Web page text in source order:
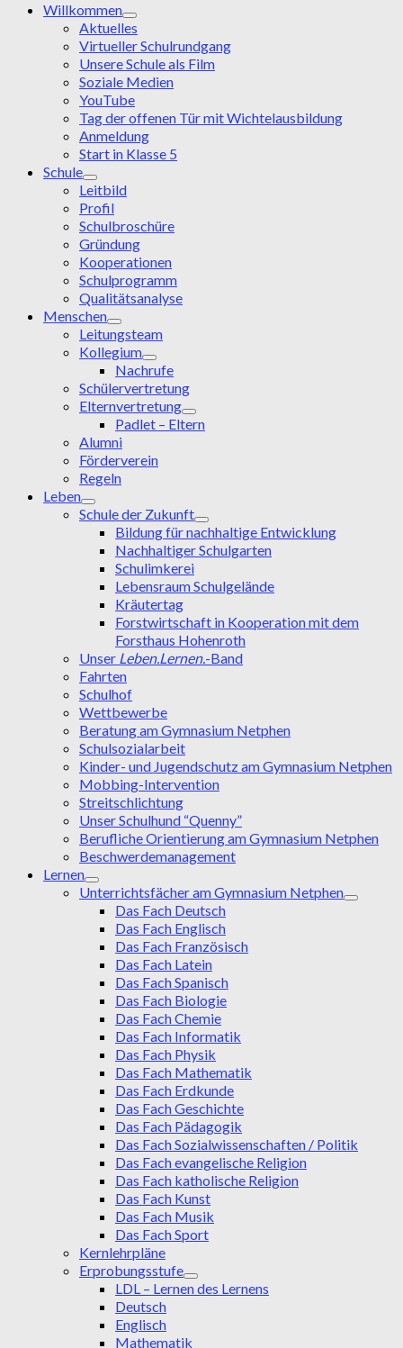
Willkommen
Aktuelles
Virtueller Schulrundgang
Unsere Schule als Film
Soziale Medien
YouTube
Tag der offenen Tür mit Wichtelausbildung
Anmeldung
Start in Klasse 5
Schule
Leitbild
Profil
Schulbroschüre
Gründung
Kooperationen
Schulprogramm
Qualitätsanalyse
Menschen
Leitungsteam
Kollegium
Nachrufe
Schülervertretung
Elternvertretung
Padlet – Eltern
Alumni
Förderverein
Regeln
Leben
Schule der Zukunft
Bildung für nachhaltige Entwicklung
Nachhaltiger Schulgarten
Schulimkerei
Lebensraum Schulgelände
Kräutertag
Forstwirtschaft in Kooperation mit dem
Forsthaus Hohenroth
Unser Leben.Lernen.-Band
Fahrten
Schulhof
Wettbewerbe
Beratung am Gymnasium Netphen
Schulsozialarbeit
Kinder- und Jugendschutz am Gymnasium Netphen
Mobbing-Intervention
Streitschlichtung
Unser Schulhund “Quenny”
Berufliche Orientierung am Gymnasium Netphen
Beschwerdemanagement
Lernen
Unterrichtsfächer am Gymnasium Netphen
Das Fach Deutsch
Das Fach Englisch
Das Fach Französisch
Das Fach Latein
Das Fach Spanisch
Das Fach Biologie
Das Fach Chemie
Das Fach Informatik
Das Fach Physik
Das Fach Mathematik
Das Fach Erdkunde
Das Fach Geschichte
Das Fach Pädagogik
Das Fach Sozialwissenschaften / Politik
Das Fach evangelische Religion
Das Fach katholische Religion
Das Fach Kunst
Das Fach Musik
Das Fach Sport
Kernlehrpläne
Erprobungsstufe
LDL – Lernen des Lernens
Deutsch
Englisch
Mathematik